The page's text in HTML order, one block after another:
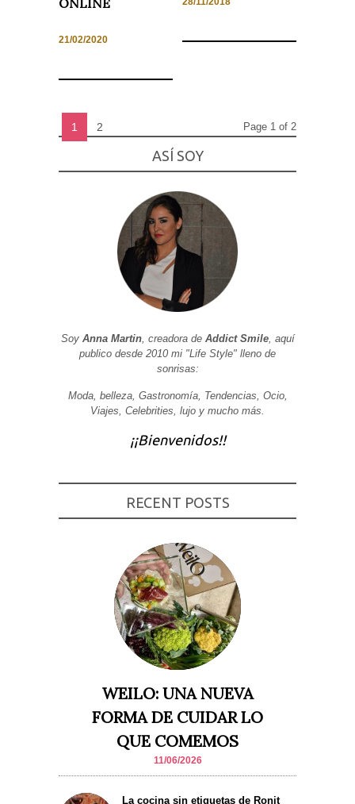
ONLINE
21/02/2020
1 2 Page 1 of 2
ASÍ SOY
Soy Anna Martin, creadora de Addict Smile, aquí
publico desde 2010 mi "Life Style" lleno de
sonrisas:
Moda, belleza, Gastronomía, Tendencias, Ocio,
Viajes, Celebrities, lujo y mucho más.
¡¡Bienvenidos!!
RECENT POSTS
WEILO: UNA NUEVA
FORMA DE CUIDAR LO
QUE COMEMOS
11/06/2026
La cocina sin etiquetas de Ronit